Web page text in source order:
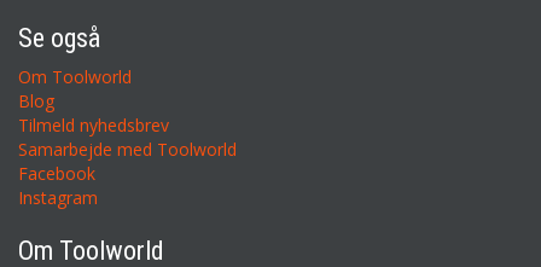
Se også
Om Toolworld
Blog
Tilmeld nyhedsbrev
Samarbejde med Toolworld
Facebook
Instagram
Om Toolworld